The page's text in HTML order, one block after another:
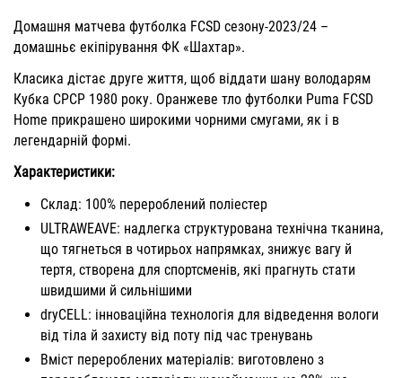
Домашня матчева футболка FCSD сезону-2023/24 –
домашньє екіпірування ФК «Шахтар».
Класика дістає друге життя, щоб віддати шану володарям
Кубка СРСР 1980 року. Оранжеве тло футболки Puma FCSD
Home прикрашено широкими чорними смугами, як і в
легендарній формі.
Характеристики:
Склад: 100% перероблений поліестер
ULTRAWEAVE: надлегка структурована технічна тканина,
що тягнеться в чотирьох напрямках, знижує вагу й
тертя, створена для спортсменів, які прагнуть стати
швидшими й сильнішими
dryCELL: інноваційна технологія для відведення вологи
від тіла й захисту від поту під час тренувань
Вміст перероблених матеріалів: виготовлено з